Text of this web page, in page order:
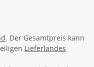
. Der Gesamtpreis kann
Lieferlandes